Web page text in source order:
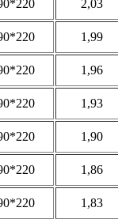
2,03
1,99
1,96
1,93
1,90
1,86
1,83